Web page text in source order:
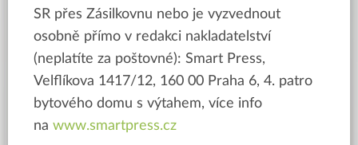
SR přes Zásilkovnu nebo je vyzvednout
osobně přímo v redakci nakladatelství
(neplatíte za poštovné): Smart Press,
Velflíkova 1417/12, 160 00 Praha 6, 4. patro
bytového domu s výtahem, více info
na www.smartpress.cz